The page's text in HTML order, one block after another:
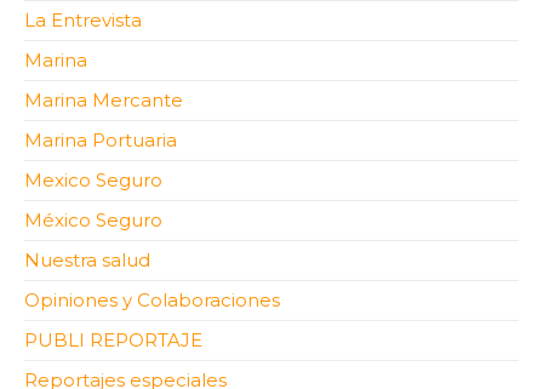
La Entrevista
Marina
Marina Mercante
Marina Portuaria
Mexico Seguro
México Seguro
Nuestra salud
Opiniones y Colaboraciones
PUBLI REPORTAJE
Reportajes especiales